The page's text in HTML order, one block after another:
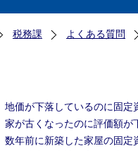
税務課 よくある質問
地価が下落しているのに固定
家が古くなったのに評価額が
数年前に新築した家屋の固定